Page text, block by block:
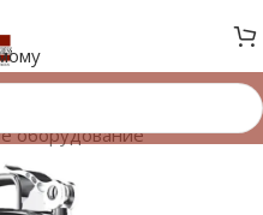
оборудование